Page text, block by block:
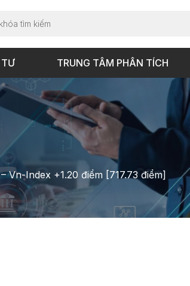
TRUNG TÂM PHÂN TÍCH
Vn-Index +1.20 điểm [717.73 điểm]